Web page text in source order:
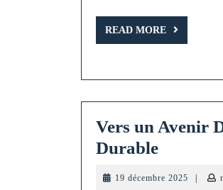
READ MORE
READ
MORE
Vers un Avenir
DurableVers
19 décembre 2025 19